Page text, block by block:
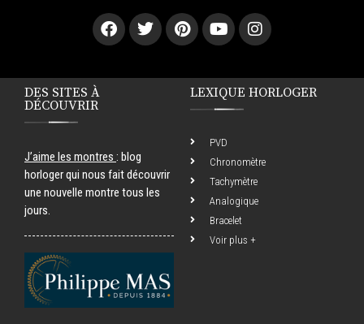
DES SITES À
DÉCOUVRIR
J’aime les montres : blog
horloger qui nous fait découvrir
une nouvelle montre tous les
jours.
LEXIQUE HORLOGER
PVD
Chronomètre
Tachymètre
Analogique
Bracelet
Voir plus +